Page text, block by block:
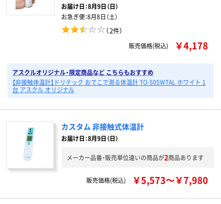
お届け日：8月9日（日）
お急ぎ便：8月8日（土）
（2件）
販売価格(税込) ￥4,178
アスクルオリジナル・限定商品など こちらもおすすめ
【非接触体温計】ドリテック おでこで測る体温計 TO-505WTAL ホワイト 1
台 アスクル オリジナル
カスタム 非接触式体温計
お届け日：8月9日（日）
メーカー品番・販売単位違いの商品が2商品あります
販売価格(税込) ￥5,573～￥7,980